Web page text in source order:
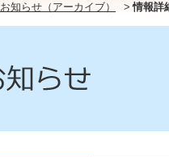
お知らせ（アーカイブ） 情報詳